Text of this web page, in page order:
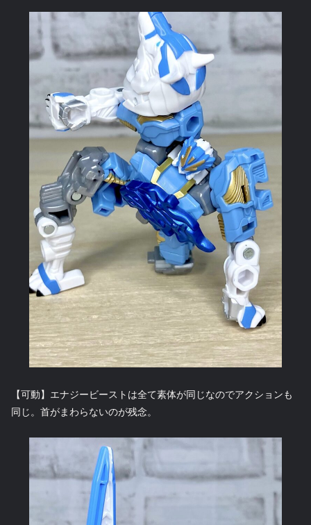
【可動】エナジービーストは全て素体が同じなのでアクションも
同じ。首がまわらないのが残念。